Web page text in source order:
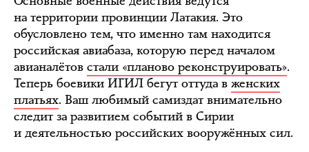
на территории провинции Латакия. Это
обусловлено тем, что именно там находится
российская авиабаза, которую перед началом
авианалётов стали «планово реконструировать».
Теперь боевики ИГИЛ бегут оттуда в женских
платьях. Ваш любимый самиздат внимательно
следит за развитием событий в Сирии
и деятельностью российских вооружённых сил.